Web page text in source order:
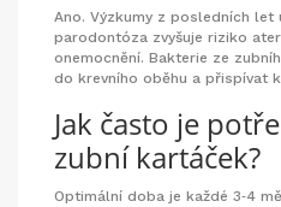
Ano. Výzkumy z posledních let
parodontóza zvyšuje riziko
onemocnění. Bakterie ze
do krevního oběhu a přispívat
Jak často je
zubní kartáček?
Optimální doba je každé 3‑4